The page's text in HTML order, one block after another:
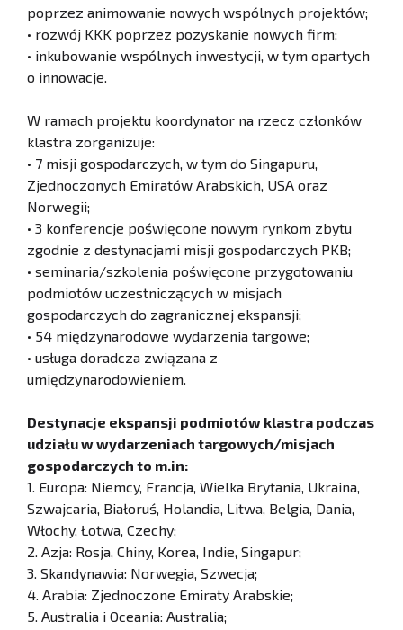
poprzez animowanie nowych wspólnych projektów;
• rozwój KKK poprzez pozyskanie nowych firm;
• inkubowanie wspólnych inwestycji, w tym opartych
o innowacje.
W ramach projektu koordynator na rzecz członków
klastra zorganizuje:
• 7 misji gospodarczych, w tym do Singapuru,
Zjednoczonych Emiratów Arabskich, USA oraz
Norwegii;
• 3 konferencje poświęcone nowym rynkom zbytu
zgodnie z destynacjami misji gospodarczych PKB;
• seminaria/szkolenia poświęcone przygotowaniu
podmiotów uczestniczących w misjach
gospodarczych do zagranicznej ekspansji;
• 54 międzynarodowe wydarzenia targowe;
• usługa doradcza związana z
umiędzynarodowieniem.
Destynacje ekspansji podmiotów klastra podczas
udziału w wydarzeniach targowych/misjach
gospodarczych to m.in:
1. Europa: Niemcy, Francja, Wielka Brytania, Ukraina,
Szwajcaria, Białoruś, Holandia, Litwa, Belgia, Dania,
Włochy, Łotwa, Czechy;
2. Azja: Rosja, Chiny, Korea, Indie, Singapur;
3. Skandynawia: Norwegia, Szwecja;
4. Arabia: Zjednoczone Emiraty Arabskie;
5. Australia i Oceania: Australia;